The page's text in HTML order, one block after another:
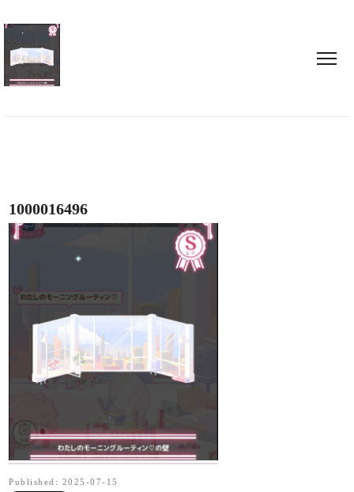
1000016496
Published: 2025-07-15